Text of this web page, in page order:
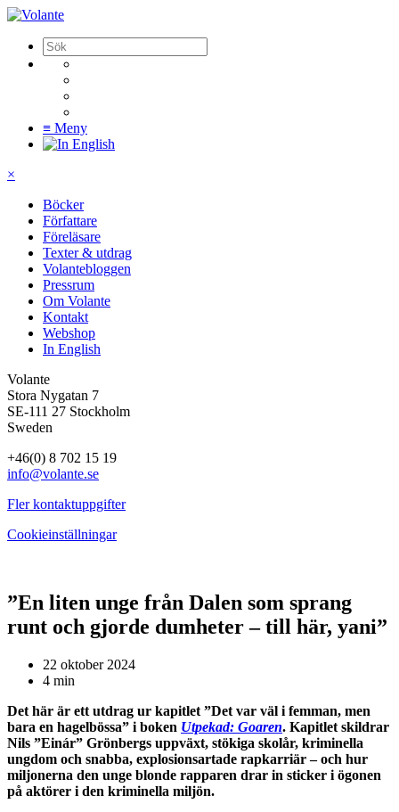
≡ Meny
×
Böcker
Författare
Föreläsare
Texter & utdrag
Volantebloggen
Pressrum
Om Volante
Kontakt
Webshop
In English
Volante
Stora Nygatan 7
SE-111 27 Stockholm
Sweden
+46(0) 8 702 15 19
info@volante.se
Fler kontaktuppgifter
Cookieinställningar
”En liten unge från Dalen som sprang
runt och gjorde dumheter – till här, yani”
22 oktober 2024
4 min
Det här är ett utdrag ur kapitlet ”Det var väl i femman, men
bara en hagelbössa” i boken Utpekad: Goaren. Kapitlet skildrar
Nils ”Einár” Grönbergs uppväxt, stökiga skolår, kriminella
ungdom och snabba, explosionsartade rapkarriär – och hur
miljonerna den unge blonde rapparen drar in sticker i ögonen
på aktörer i den kriminella miljön.